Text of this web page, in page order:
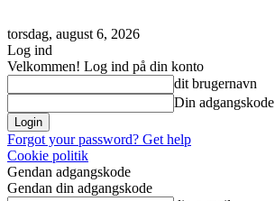
torsdag, august 6, 2026
Log ind
Velkommen! Log ind på din konto
dit brugernavn
Din adgangskode
Forgot your password? Get help
Cookie politik
Gendan adgangskode
Gendan din adgangskode